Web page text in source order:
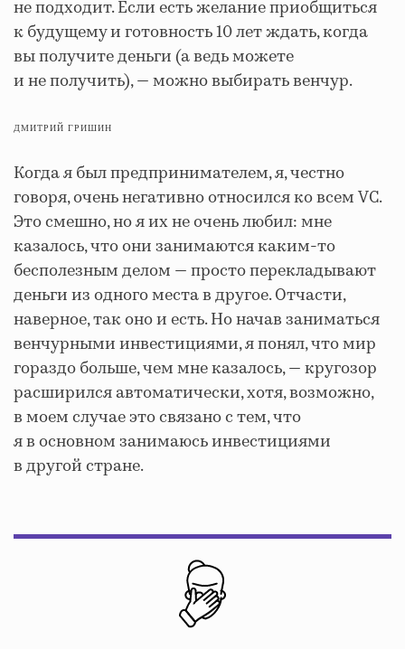
не подходит. Если есть желание приобщиться
к будущему и готовность 10 лет ждать, когда
вы получите деньги (а ведь можете
и не получить), — можно выбирать венчур.
ДМИТРИЙ ГРИШИН
Когда я был предпринимателем, я, честно
говоря, очень негативно относился ко всем VC.
Это смешно, но я их не очень любил: мне
казалось, что они занимаются каким-то
бесполезным делом — просто перекладывают
деньги из одного места в другое. Отчасти,
наверное, так оно и есть. Но начав заниматься
венчурными инвестициями, я понял, что мир
гораздо больше, чем мне казалось, — кругозор
расширился автоматически, хотя, возможно,
в моем случае это связано с тем, что
я в основном занимаюсь инвестициями
в другой стране.